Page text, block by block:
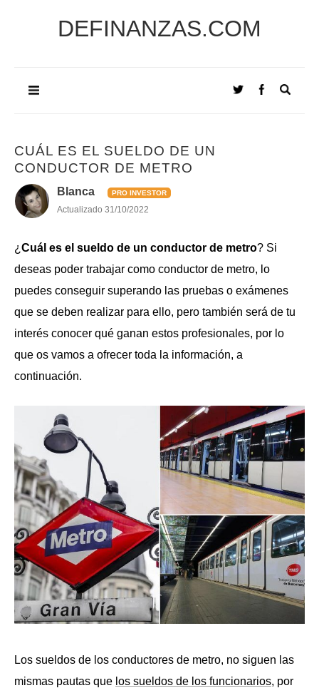
DEFINANZAS.COM
CUÁL ES EL SUELDO DE UN
CONDUCTOR DE METRO
Blanca PRO INVESTOR
Actualizado 31/10/2022
¿ Cuál es el sueldo de un conductor de metro? Si
deseas poder trabajar como conductor de metro, lo
puedes conseguir superando las pruebas o exámenes
que se deben realizar para ello, pero también será de tu
interés conocer qué ganan estos profesionales, por lo
que os vamos a ofrecer toda la información, a
continuación.
Los sueldos de los conductores de metro, no siguen las
mismas pautas que los sueldos de los funcionarios, por